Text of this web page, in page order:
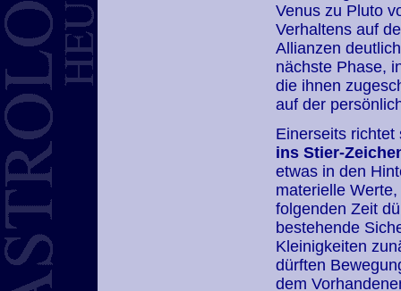
Venus zu Pluto
Verhaltens auf
Allianzen
nächste Phase,
die ihnen
auf der
Einerseits
ins Stier-
etwas in den
materielle
folgenden Zeit
bestehende
Kleinigkeiten
dürften
dem